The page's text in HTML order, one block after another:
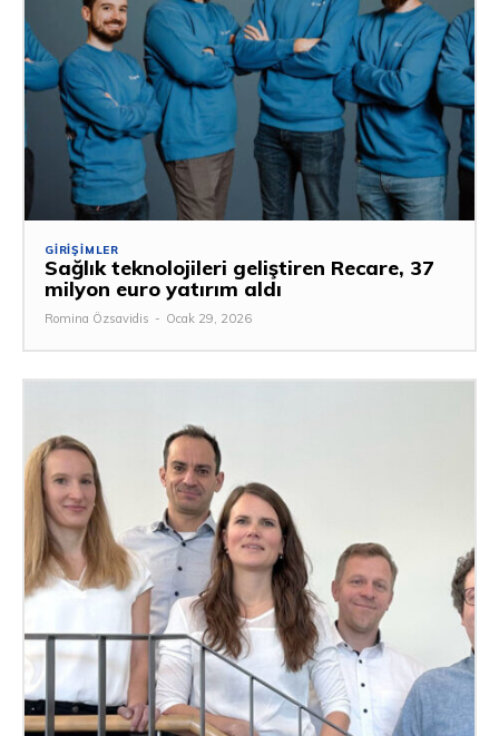
GIRIŞIMLER
Sağlık teknolojileri geliştiren Recare, 37
milyon euro yatırım aldı
Romina Özsavidis - Ocak 29, 2026